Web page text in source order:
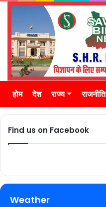
होम देश राज्य राजनीति
Find us on Facebook
Weather